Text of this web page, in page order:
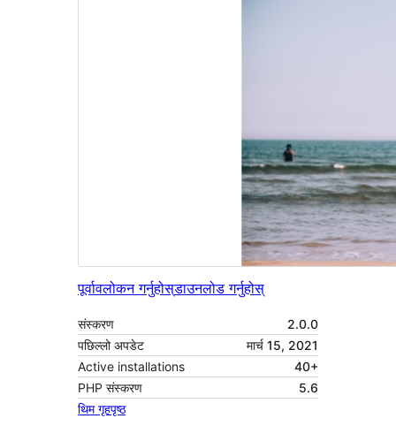
पूर्वावलोकन गर्नुहोस्डाउनलोड गर्नुहोस्
संस्करण
2.0.0
पछिल्लो अपडेट
मार्च 15, 2021
Active installations
40+
PHP संस्करण
5.6
थिम गृहपृष्ठ